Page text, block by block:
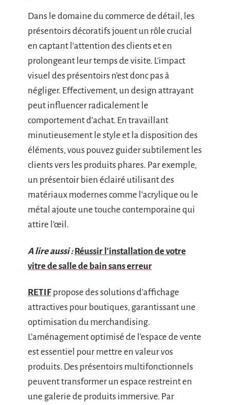
Dans le domaine du commerce de détail, les
présentoirs décoratifs jouent un rôle crucial
en captant l’attention des clients et en
prolongeant leur temps de visite. L’impact
visuel des présentoirs n’est donc pas à
négliger. Effectivement, un design attrayant
peut influencer radicalement le
comportement d’achat. En travaillant
minutieusement le style et la disposition des
éléments, vous pouvez guider subtilement les
clients vers les produits phares. Par exemple,
un présentoir bien éclairé utilisant des
matériaux modernes comme l’acrylique ou le
métal ajoute une touche contemporaine qui
attire l’œil.
A lire aussi : Réussir l'installation de votre
vitre de salle de bain sans erreur
RETIF propose des solutions d’affichage
attractives pour boutiques, garantissant une
optimisation du merchandising.
L’aménagement optimisé de l’espace de vente
est essentiel pour mettre en valeur vos
produits. Des présentoirs multifonctionnels
peuvent transformer un espace restreint en
une galerie de produits immersive. Par